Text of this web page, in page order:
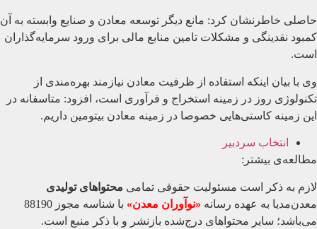
حاصلی خاطرنشان کرد: مانع دیگر توسعه معادن و صنایع وابسته به آن
کمبود نقدینگی و مشکلات تامین منابع مالی برای ورود سرمایه‌گذاران
است.
وی با بیان اینکه استفاده از ظرفیت معادن نیازمند بهره‌مندی از
تکنولوژی روز در زمینه استخراج و فرآوری است، افزود: متاسفانه در
این زمینه کاستی‌هایی خصوصا در زمینه معادن بیتومین داریم.
انتخاب سردبیر
مطالعه‌ی بیشتر:
لازم به ذکر است مسئولیت حقوقی تمامی محتواهای تولیدی
معدن‌مدیا به عهده رسانه «نوآوران معدن»
با شناسه مجوز 88190
می‌باشد؛ سایر محتواهای درج‌شده بازنشر و با ذکر منبع است.